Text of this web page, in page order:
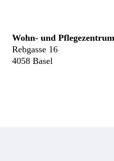
Wohn- und
Rebgasse 16
4058 Basel